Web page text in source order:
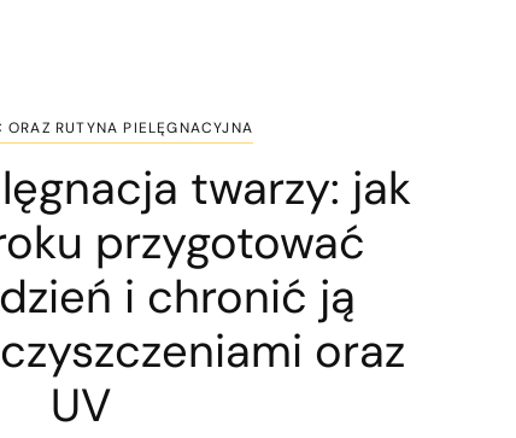
ORAZ RUTYNA PIELĘGNACYJNA
twarzy: jak
przygotować
i chronić ją
oraz
UV